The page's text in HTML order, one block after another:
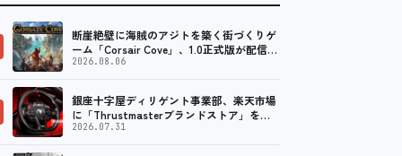
断崖絶壁に海賊のアジトを築く街づくりゲ
ーム「Corsair Cove」、1.0正式版が配信開
始！
2026.08.06
銀座十字屋ディリゲント事業部、楽天市場
に「Thrustmasterブランドストア」をオ
ープン。記念キャンペーンでポイントアッ
2026.07.31